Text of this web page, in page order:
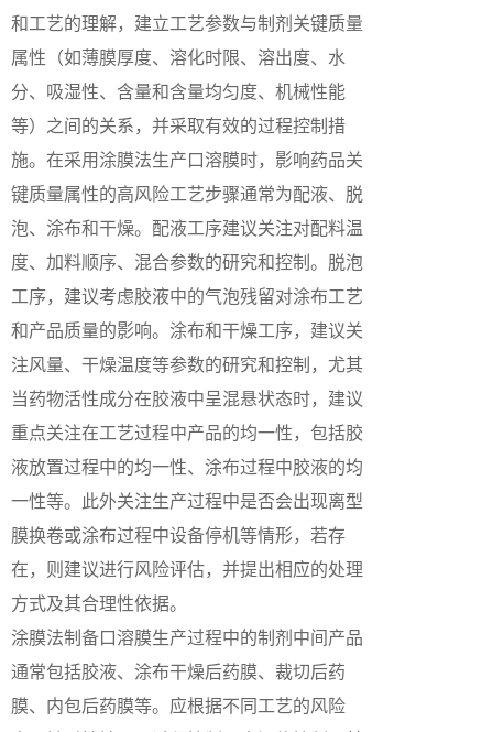
和工艺的理解，建立工艺参数与制剂关键质量
属性（如薄膜厚度、溶化时限、溶出度、水
分、吸湿性、含量和含量均匀度、机械性能
等）之间的关系，并采取有效的过程控制措
施。在采用涂膜法生产口溶膜时，影响药品关
键质量属性的高风险工艺步骤通常为配液、脱
泡、涂布和干燥。配液工序建议关注对配料温
度、加料顺序、混合参数的研究和控制。脱泡
工序，建议考虑胶液中的气泡残留对涂布工艺
和产品质量的影响。涂布和干燥工序，建议关
注风量、干燥温度等参数的研究和控制，尤其
当药物活性成分在胶液中呈混悬状态时，建议
重点关注在工艺过程中产品的均一性，包括胶
液放置过程中的均一性、涂布过程中胶液的均
一性等。此外关注生产过程中是否会出现离型
膜换卷或涂布过程中设备停机等情形，若存
在，则建议进行风险评估，并提出相应的处理
方式及其合理性依据。
涂膜法制备口溶膜生产过程中的制剂中间产品
通常包括胶液、涂布干燥后药膜、裁切后药
膜、内包后药膜等。应根据不同工艺的风险